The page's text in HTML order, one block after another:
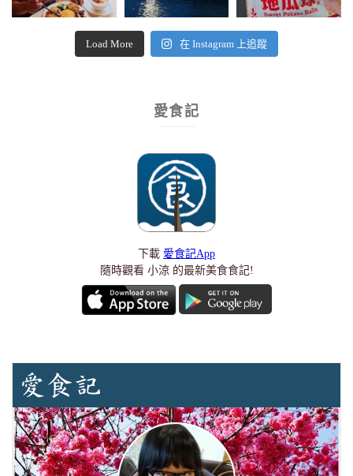
Load More 在 Instagram 上追蹤
愛食記
下載 愛食記App
隨時觀看 小涼 的最新美食食記!